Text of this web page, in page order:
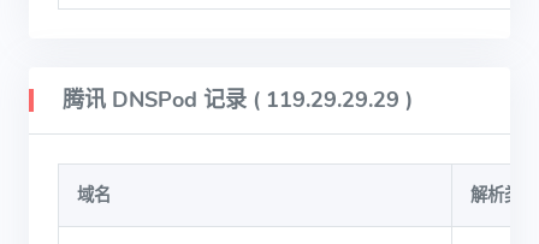
腾讯 DNSPod 记录 ( 119.29.29.29 )
域名 解析类型